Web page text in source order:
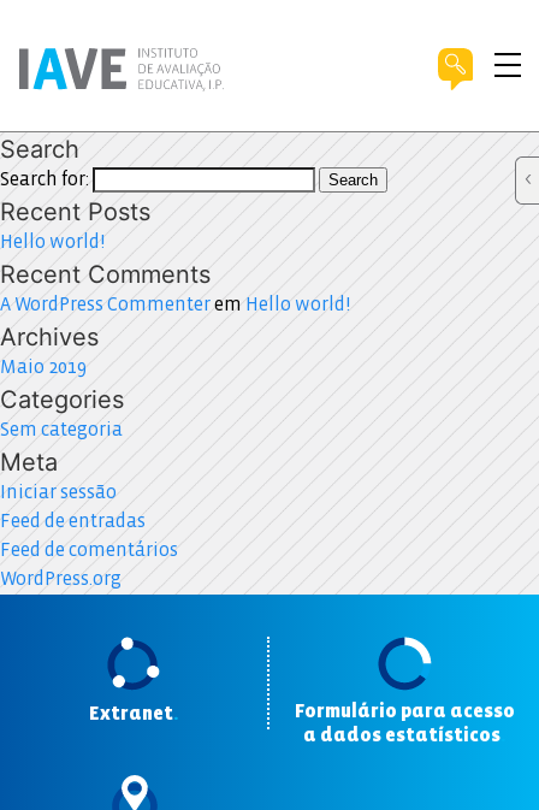
Search
Search for: Search
Recent Posts
Hello world!
Recent Comments
A WordPress Commenterem Hello world!
Archives
Maio 2019
Categories
Sem categoria
Meta
Iniciar sessão
Feed de entradas
Feed de comentários
WordPress.org
Extranet.
Formulário para acesso
a dados estatísticos